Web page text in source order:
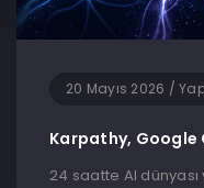
20 Mayıs 2026 /
Karpathy, Google
24 saatte AI